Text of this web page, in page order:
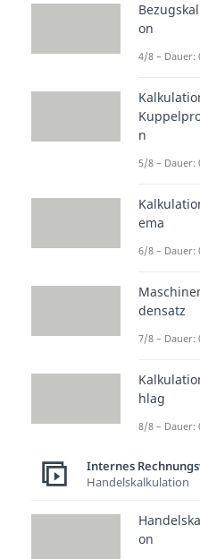
und
Gemein
kosten
04:36
on
4/8 – Dauer:
n
5/8 – Dauer:
ema
6/8 – Dauer:
densatz
7/8 – Dauer:
hlag
8/8 – Dauer:
Internes
Handelskalkulation
on